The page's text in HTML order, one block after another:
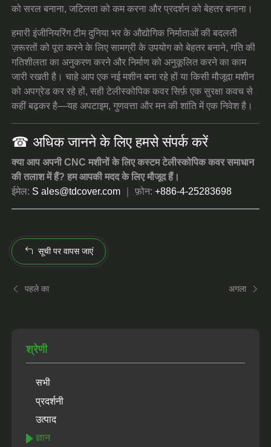
को सरल बनाना, जटिलता को कम करना और प्रदर्शन को बेहतर बनाना।
हमारी इंजीनियरिंग टीम दुनिया भर के औद्योगिक निर्माताओं की बदलती
ज़रूरतों को पूरा करने के लिए सामग्री के उपयोग को बेहतर बनाने, गति की
गतिशीलता का अनुकरण करने और निर्माण को अनुकूलित करने का काम
जारी रखती है। चाहे आप एक नई मशीन बना रहे हों या किसी मौजूदा मशीन
को अपग्रेड कर रहे हों, सही टेलीस्कोपिक कवर सिर्फ़ एक सुरक्षा कवच से
कहीं बढ़कर है—यह अपटाइम, गुणवत्ता और मन की शांति में एक निवेश है।
☎︎ अधिक जानने के लिएहमसे संपर्क करें
क्या आप अपनी CNC मशीनों के लिए कस्टम टेलीस्कोपिक कवर समाधान
की तलाश में हैं? हम आपकी मदद के लिए मौजूद हैं।
ईमेल: S ales@tdcover.com ｜ फ़ोन:+886-4-25283698
सूची पर वापस जाएं
पहले का अगला
श्रेणी
सभी
प्रदर्शनी
उत्पाद
ज्ञान